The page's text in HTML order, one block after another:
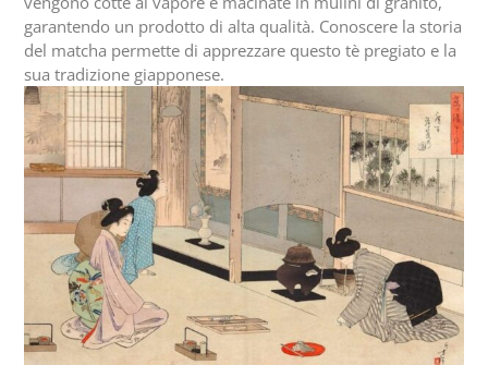
garantendo un prodotto di alta qualità. Conoscere la storia
del matcha permette di apprezzare questo tè pregiato e la
sua tradizione giapponese.